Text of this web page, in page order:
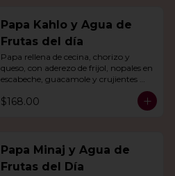
Papa Kahlo y Agua de
Frutas del día
Papa rellena de cecina, chorizo y
queso, con aderezo de frijol, nopales en
escabeche, guacamole y crujientes
$168.00
Papa Minaj y Agua de
Frutas del Día